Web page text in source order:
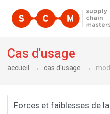
Cas d'usage
accueil cas d'usage
Forces et faiblesses de la